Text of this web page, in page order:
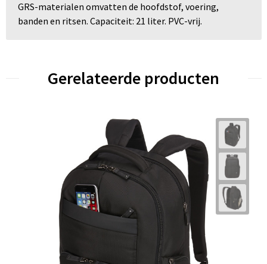
GRS-materialen omvatten de hoofdstof, voering,
banden en ritsen. Capaciteit: 21 liter. PVC-vrij.
Gerelateerde producten